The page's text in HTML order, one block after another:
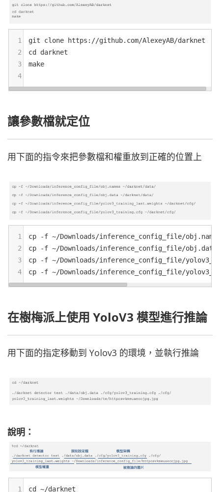
1 git clone https : //github. com/AlexeyAB/darknet
2
cd
darknet
3
make
4
讓參數檔就定位
用下面的指令來把參數檔和權重放到正確的位置上
1 cp -f ~/Downloads/inference_config_file/obj .
2
cp -f ~/Downloads/inference_config_file/obj . data
3
cp -f ~/Downloads/inference_config_file/
4
cp -f ~/Downloads/inference_config_file/
在樹梅派上使用 YoloV3 模型進行推論
用下面的指定移動到 Yolov3 的環境，並執行推論
說明：
1 cd ~/darknet